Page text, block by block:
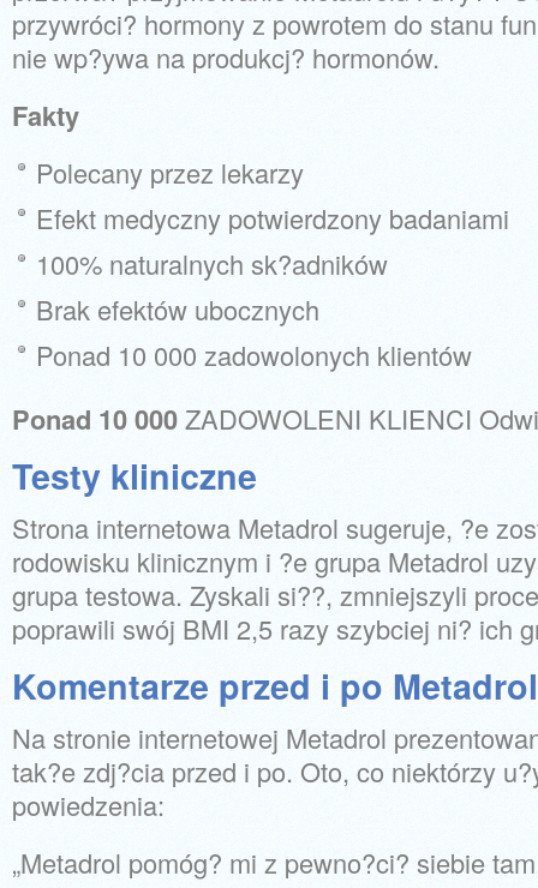
przywróci? hormony z powrotem do stanu
nie wp?ywa na produkcj? hormonów.
Fakty
Polecany przez lekarzy
Efekt medyczny potwierdzony badaniami
100% naturalnych sk?adników
Brak efektów ubocznych
Ponad 10 000 zadowolonych klientów
Ponad 10 000ZADOWOLENI KLIENCI
Testy kliniczne
Strona internetowa Metadrol sugeruje, ?e
rodowisku klinicznym i ?e grupa Metadrol
grupa testowa. Zyskali si??, zmniejszyli
poprawili swój BMI 2,5 razy szybciej ni? ich
Komentarze przed i po Metadrol
Na stronie internetowej Metadrol
tak?e zdj?cia przed i po. Oto, co niektórzy
powiedzenia:
„Metadrol pomóg? mi z pewno?ci? siebie